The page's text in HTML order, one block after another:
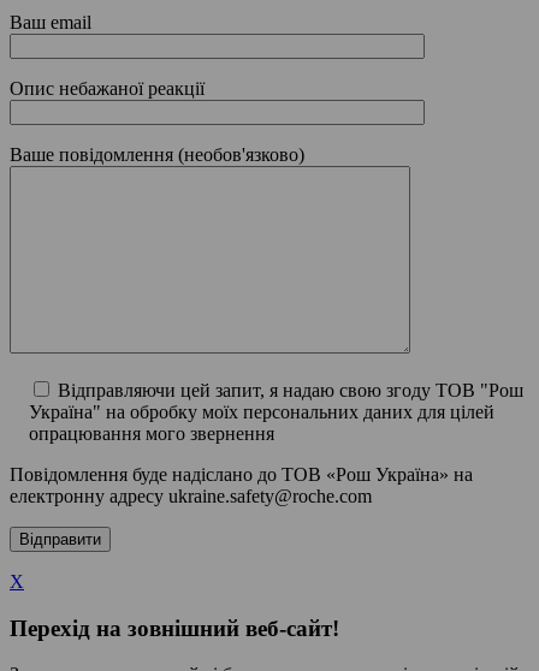
Ваш email
Опис небажаної реакції
Ваше повідомлення (необов'язково)
Відправляючи цей запит, я надаю свою згоду ТОВ "Рош
Україна" на обробку моїх персональних даних для цілей
опрацювання мого звернення
Повідомлення буде надіслано до ТОВ «Рош Україна» на
електронну адресу ukraine.safety@roche.com
X
Перехід на зовнішний веб-сайт!